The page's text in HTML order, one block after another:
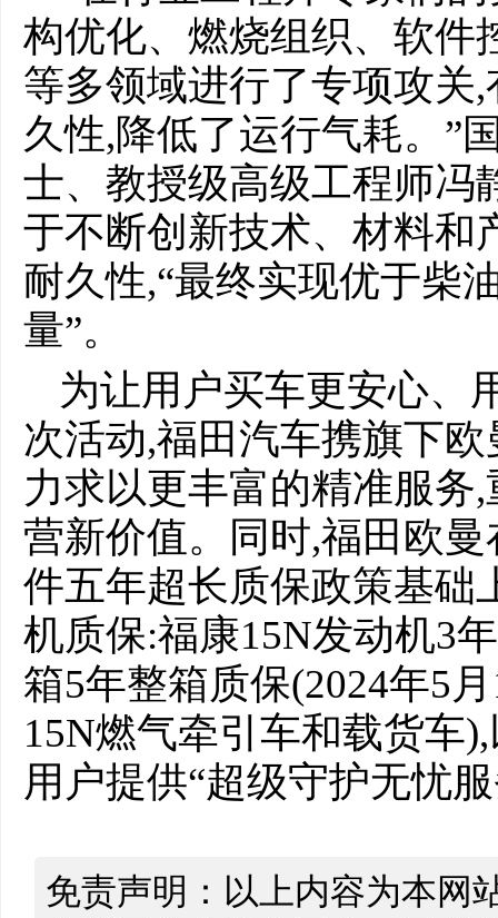
构优化、燃烧组织、软件
等多领域进行了专项攻关
久性,降低了运行气耗。”
士、教授级高级工程师冯
于不断创新技术、材料和
耐久性,“最终实现优于柴
量”。
为让用户买车更安心、
次活动,福田汽车携旗下
力求以更丰富的精准服务
营新价值。同时,福田欧
件五年超长质保政策基础
机质保:福康15N发动机3
箱5年整箱质保(2024年5
15N燃气牵引车和载货车
用户提供“超级守护无忧
免责声明：以上内容为本网